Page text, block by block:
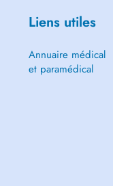
Liens utiles
Annuaire médical
et paramédical